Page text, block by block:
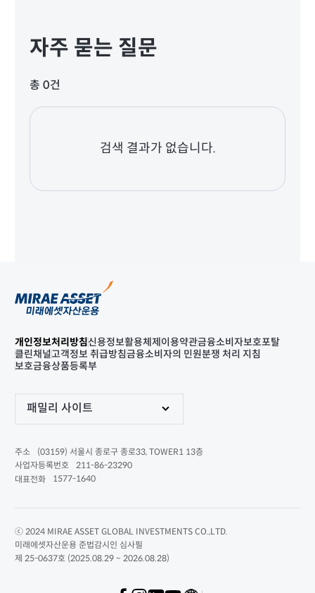
자주 묻는 질문
총 0건
검색 결과가 없습니다.
개인정보처리방침신용정보활용체제 이용약관금융소비자보호포탈
클린채널고객정보 취급방침금융소비자의 민원분쟁 처리 지침
보호금융상품등록부
패밀리 사이트
주소
(03159) 서울시 종로구 종로33, TOWER1 13층
사업자등록번호
211-86-23290
대표전화
1577-1640
ⓒ 2024 MIRAE ASSET GLOBAL INVESTMENTS CO.,LTD.
미래에셋자산운용 준법감시인 심사필
제 25-0637호 (2025.08.29 ~ 2026.08.28)